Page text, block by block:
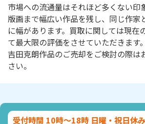
市場への流通量はそれほど多くない印
版画まで幅広い作品を残し、同じ作家
に幅があります。買取に関しては現在
て最大限の評価をさせていただきます。
吉田克朗作品のご売却をご検討の際は
さい。
受付時間 10時～18時 日曜・祝日休み